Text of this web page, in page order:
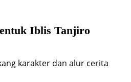
Iblis Tanjiro
karakter dan alur cerita